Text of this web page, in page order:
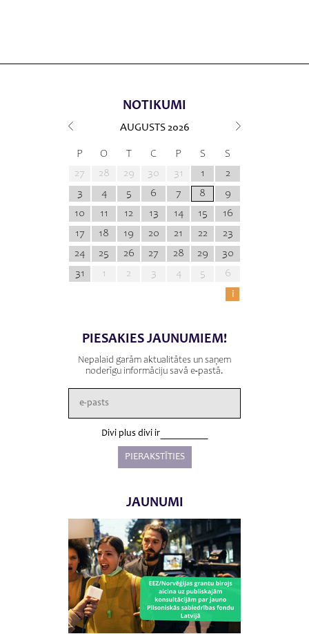
NOTIKUMI
AUGUSTS 2026
P O T C P S
S
27
28 29 30 31 1
2
3
4 5 6 7 8
9
10
11 12 13 14 15
16
17
18 19 20 21 22
23
24
25 26 27 28 29
30
31
1 2 3 4 5
6
i
PIESAKIES JAUNUMIEM!
Nepalaid garām aktualitātes un saņem
noderīgu informāciju savā e-pastā.
Divi plus divi ir
JAUNUMI